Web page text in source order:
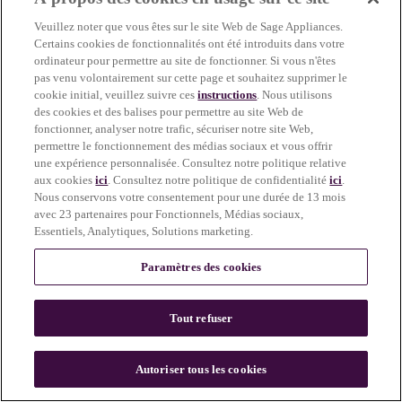
more information)
n
Veuillez noter que vous êtes sur le site Web de Sage Appliances.
Certains cookies de fonctionnalités ont été introduits dans votre
ordinateur pour permettre au site de fonctionner. Si vous n'êtes
pas venu volontairement sur cette page et souhaitez supprimer le
cookie initial, veuillez suivre cesinstructions. Nous utilisons
des cookies et des balises pour permettre au site Web de
fonctionner, analyser notre trafic, sécuriser notre site Web,
permettre le fonctionnement des médias sociaux et vous offrir
une expérience personnalisée. Consultez notre politique relative
aux cookiesici. Consultez notre politique de confidentialitéici.
Nous conservons votre consentement pour une durée de 13 mois
avec 23 partenaires pour Fonctionnels, Médias sociaux,
Essentiels, Analytiques, Solutions marketing.
Paramètres des cookies
Tout refuser
Autoriser tous les cookies